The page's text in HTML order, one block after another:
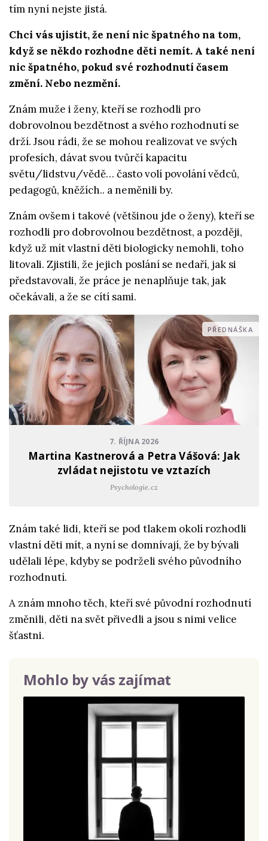
tím nyní nejste jistá.
Chci vás ujistit, že není nic špatného na tom,
když se někdo rozhodne děti nemít. A také není
nic špatného, pokud své rozhodnutí časem
změní. Nebo nezmění.
Znám muže i ženy, kteří se rozhodli pro
dobrovolnou bezdětnost a svého rozhodnutí se
drží. Jsou rádi, že se mohou realizovat ve svých
profesích, dávat svou tvůrčí kapacitu
světu/lidstvu/vědě… často volí povolání vědců,
pedagogů, kněžích.. a neměnili by.
Znám ovšem i takové (většinou jde o ženy), kteří se
rozhodli pro dobrovolnou bezdětnost, a později,
když už mít vlastní děti biologicky nemohli, toho
litovali. Zjistili, že jejich poslání se nedaří, jak si
představovali, že práce je nenaplňuje tak, jak
očekávali, a že se cítí sami.
PŘEDNÁŠKA
7. ŘÍJNA 2026
Martina Kastnerová a Petra Vášová: Jak
zvládat nejistotu ve vztazích
Psychologie.cz
Znám také lidi, kteří se pod tlakem okolí rozhodli
vlastní děti mít, a nyní se domnívají, že by bývali
udělali lépe, kdyby se podrželi svého původního
rozhodnutí.
A znám mnoho těch, kteří své původní rozhodnutí
změnili, děti na svět přivedli a jsou s nimi velice
šťastni.
Mohlo by vás zajímat